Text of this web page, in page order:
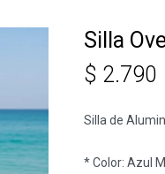
Silla
$ 2.790
Silla de
* Color: Azul